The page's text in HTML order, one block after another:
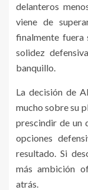
delanteros
viene de
finalmente
solidez
banquillo.
La decisión de
mucho sobre su
prescindir de un
opciones
resultado. Si
más ambición
atrás.